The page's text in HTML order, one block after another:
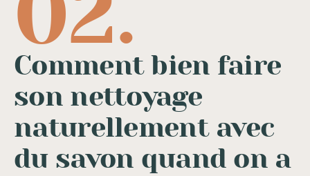
Comment bien faire
son nettoyage
naturellement avec
du savon quand on a